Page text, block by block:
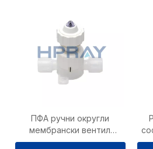
ПФА ручни округли
мембрански вентил
(неметални тип)